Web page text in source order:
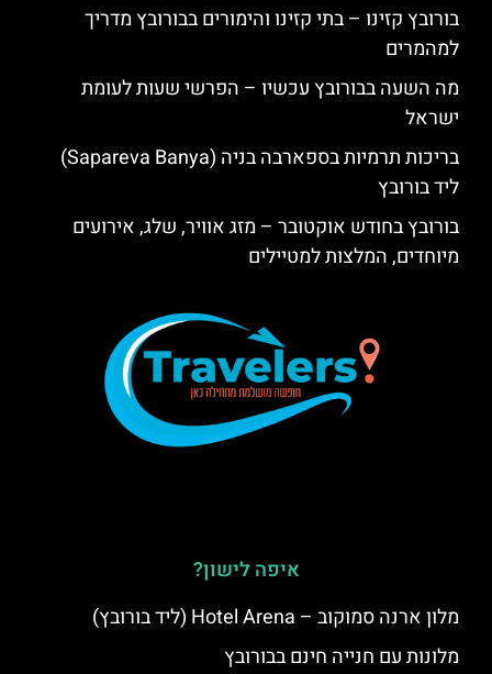
בורובץ קזינו – בתי קזינו והימורים בבורובץ מדריך
למהמרים
מה השעה בבורובץ עכשיו – הפרשי שעות לעומת
ישראל
בריכות תרמיות בספארבה בניה (Sapareva Banya)
ליד בורובץ
בורובץ בחודש אוקטובר – מזג אוויר, שלג, אירועים
מיוחדים, המלצות למטיילים
איפה לישון?
מלון ארנה סמוקוב – Hotel Arena (ליד בורובץ)
מלונות עם חנייה חינם בבורובץ